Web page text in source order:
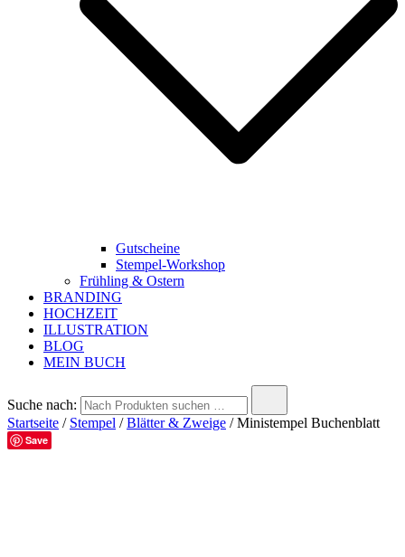
Gutscheine
Stempel-Workshop
Frühling & Ostern
BRANDING
HOCHZEIT
ILLUSTRATION
BLOG
MEIN BUCH
Suche nach:
Startseite / Stempel /Blätter & Zweige / Ministempel Buchenblatt
Save